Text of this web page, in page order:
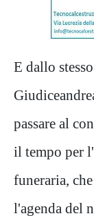
E dallo
passare al
il tempo per
funeraria,
l'agenda del